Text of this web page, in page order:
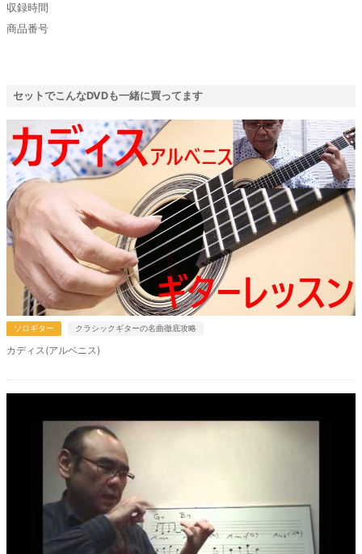
収録時間
商品番号
セットでこんなDVDも一緒に買ってます
ソロギター クラシックギターの名曲徹底攻略
カディス(アルベニス)